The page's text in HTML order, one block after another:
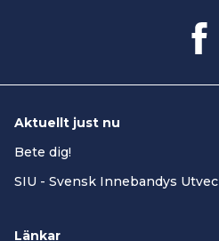
Aktuellt just nu
Bete dig!
SIU - Svensk Innebandys
Länkar